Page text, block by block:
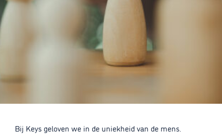
Bij Keys geloven we in de uniekheid van de mens.